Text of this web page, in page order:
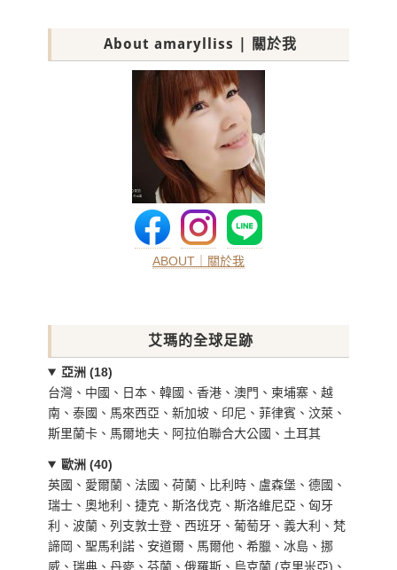
About amarylliss | 關於我
ABOUT｜關於我
艾瑪的全球足跡
亞洲 (18)
台灣、中國、日本、韓國、香港、澳門、柬埔寨、越
南、泰國、馬來西亞、新加坡、印尼、菲律賓、汶萊、
斯里蘭卡、馬爾地夫、阿拉伯聯合大公國、土耳其
歐洲 (40)
英國、愛爾蘭、法國、荷蘭、比利時、盧森堡、德國、
瑞士、奧地利、捷克、斯洛伐克、斯洛維尼亞、匈牙
利、波蘭、列支敦士登、西班牙、葡萄牙、義大利、梵
諦岡、聖馬利諾、安道爾、馬爾他、希臘、冰島、挪
威、瑞典、丹麥、芬蘭、俄羅斯、烏克蘭 (克里米亞)、